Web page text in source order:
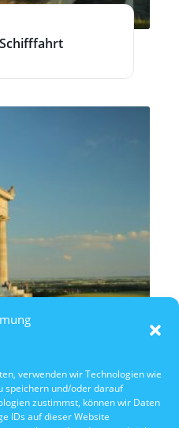
verwenden wir Technologien wie
speichern und/oder darauf
zustimmst, können wir Daten
IDs auf dieser Website